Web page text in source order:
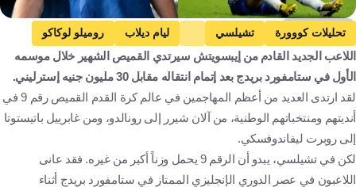
Getty Images
تحليلات كووورة تشيلسي ليام ديلاب
روميلو لوكاكو
ألفارو موراتا
بيير إيميرك آوباميانج
راداميل فالكاو
فرناندو توريس
هرنان كريسبو
الدوري الإنجليزي الممتاز
مقالات وتقارير
كرة قدم
اللاعب الجديد القادم من إيبسويتش سيرتدي القميص الشهير خلال موسمه
الأول في ستامفورد بريدج بعد إتمام انتقاله مقابل 30 مليون جنيه إسترليني.
لقد ارتدى العديد من أعظم المهاجمين في عالم كرة القدم القميص رقم 9 في
أنديتهم ومنتخباتهم الوطنية، من آلان شيرر إلى رونالدو، ومن غابرييل باتيستوتا
إلى روبرت ليفاندوفسكي.
لكن في تشيلسي، يبدو أن الرقم 9 يحمل وزناً أكبر من غيره. فقد عانى
اللاعبون في عصر الدوري الإنجليزي الممتاز في ستامفورد بريدج أثناء